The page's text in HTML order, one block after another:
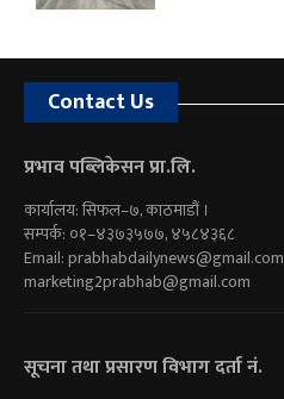
Contact Us
प्रभाव पब्लिकेसन प्रा.लि.
कार्यालय: सिफल–७, काठमाडौं ।
सम्पर्क: ०१–४३७३५७७, ४५८४३६८
Email:prabhabdailynews@gmail.com
marketing2prabhab@gmail.com
सूचना तथा प्रसारण विभाग दर्ता नं.